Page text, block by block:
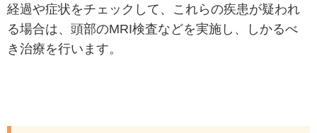
経過や症状をチェックして、これらの疾患が疑われ
る場合は、頭部のMRI検査などを実施し、しかるべ
き治療を行います。